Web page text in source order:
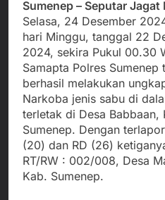
Sumenep – Seputar Jagat
Selasa, 24 Desember
hari Minggu, tanggal 22
2024, sekira Pukul 00.30
Samapta Polres Sumenep
berhasil melakukan
Narkoba jenis sabu di
terletak di Desa Babbaan,
Sumenep. Dengan
(20) dan RD (26)
RT/RW : 002/008, Desa
Kab. Sumenep.